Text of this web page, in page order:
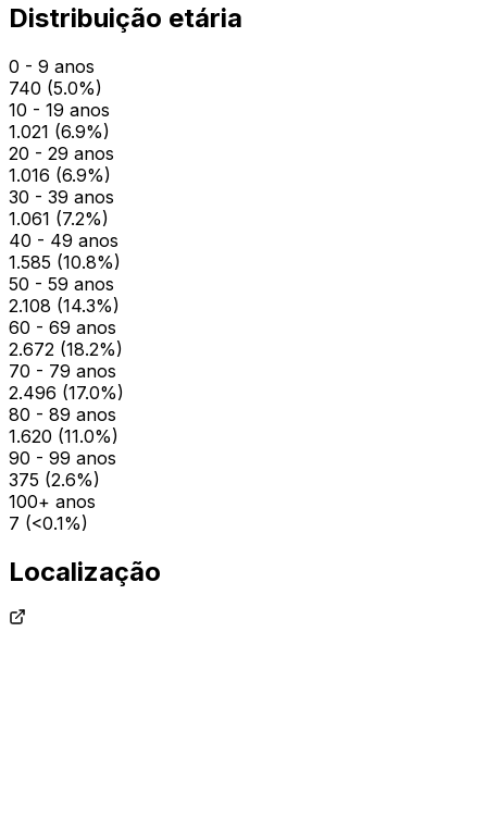
Distribuição etária
0 - 9 anos
740 (5.0%)
10 - 19 anos
1.021 (6.9%)
20 - 29 anos
1.016 (6.9%)
30 - 39 anos
1.061 (7.2%)
40 - 49 anos
1.585 (10.8%)
50 - 59 anos
2.108 (14.3%)
60 - 69 anos
2.672 (18.2%)
70 - 79 anos
2.496 (17.0%)
80 - 89 anos
1.620 (11.0%)
90 - 99 anos
375 (2.6%)
100+ anos
7 (<0.1%)
Localização